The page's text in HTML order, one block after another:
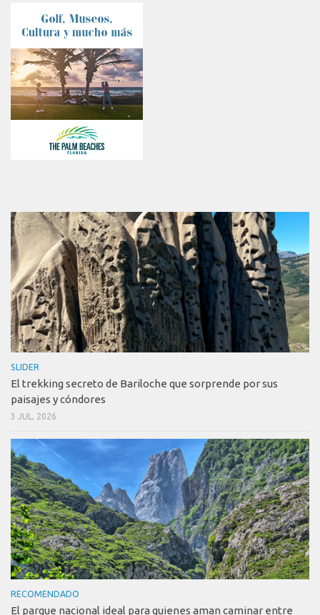
SLIDER
El trekking secreto de Bariloche que sorprende por sus
paisajes y cóndores
3 JUL, 2026
RECOMENDADO
El parque nacional ideal para quienes aman caminar entre